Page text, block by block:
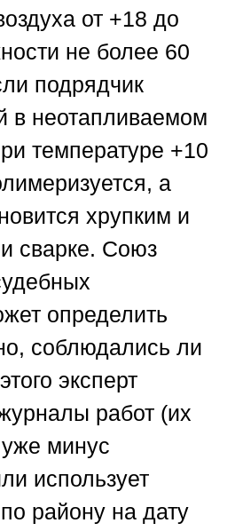
от +18 до
не более 60
подрядчик
в неотапливаемом
температуре +10
а
хрупким и
сварке. Союз
определить
соблюдались ли
эксперт
работ (их
минус
использует
району на дату